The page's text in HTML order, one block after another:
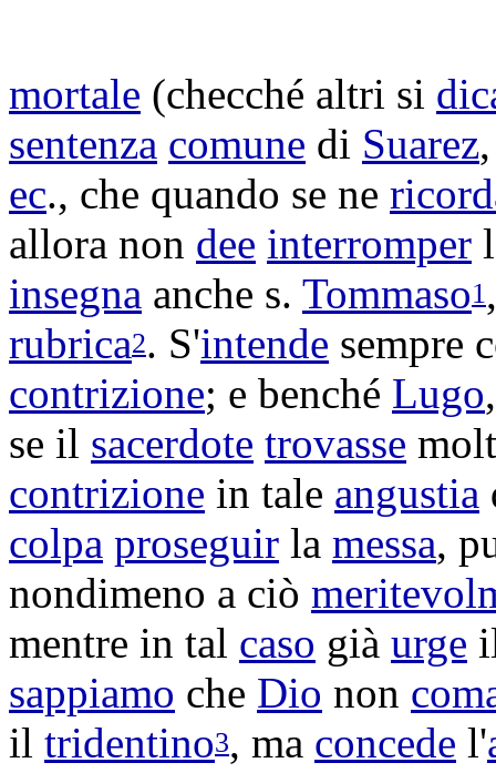
mortale (checché altri si
sentenza comune di Suarez
ec., che quando se ne
allora non dee interromper
insegna anche s. Tommaso1
rubrica2. S'intende sempre
contrizione; e benché Lugo
se il sacerdote trovasse
contrizione in tale angustia
colpa proseguir la messa,
nondimeno a ciò
mentre in tal caso già urge
sappiamo che Dio non
il tridentino3, ma concede l'